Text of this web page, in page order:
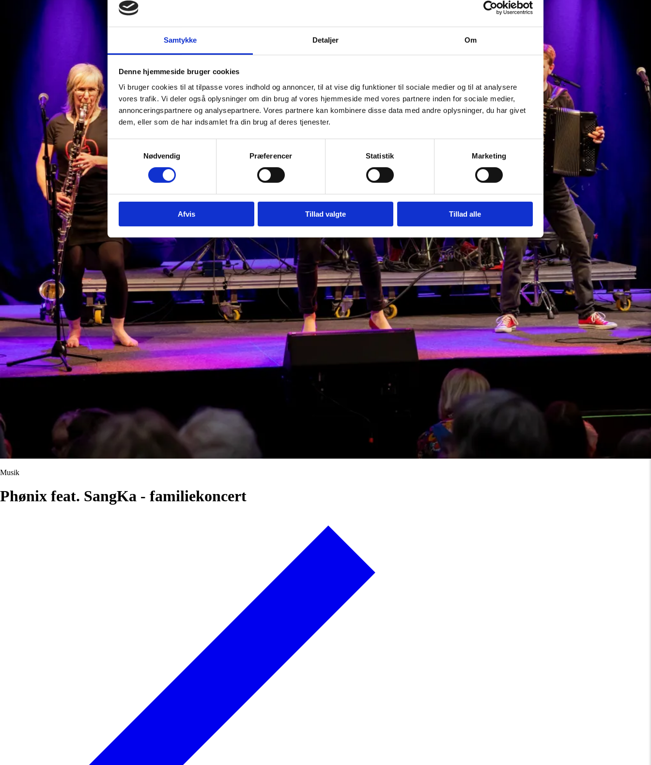
Samtykke Detaljer Om
Denne hjemmeside bruger cookies
Vi bruger cookies til at tilpasse vores indhold og annoncer, til at vise dig funktioner til sociale medier og til at analysere
vores trafik. Vi deler også oplysninger om din brug af vores hjemmeside med vores partnere inden for sociale medier,
annonceringspartnere og analysepartnere. Vores partnere kan kombinere disse data med andre oplysninger, du har givet
dem, eller som de har indsamlet fra din brug af deres tjenester.
Nødvendig
Præferencer Statistik Marketing
Afvis Tillad valgte Tillad alle
Musik
Phønix feat. SangKa - familiekoncert